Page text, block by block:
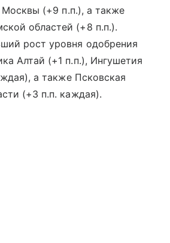
Москвы (+9 п.п.), а также
областей (+8 п.п.).
рост уровня одобрения
Алтай (+1 п.п.), Ингушетия
а также Псковская
(+3 п.п. каждая).